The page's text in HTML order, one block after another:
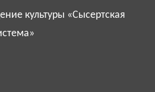
культуры «Сысертская